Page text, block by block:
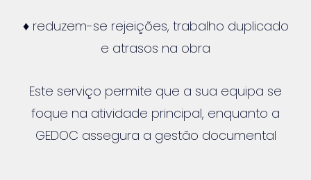
♦ reduzem-se rejeições, trabalho duplicado
e atrasos na obra
Este serviço permite que a sua equipa se
foque na atividade principal, enquanto a
GEDOC assegura a gestão documental